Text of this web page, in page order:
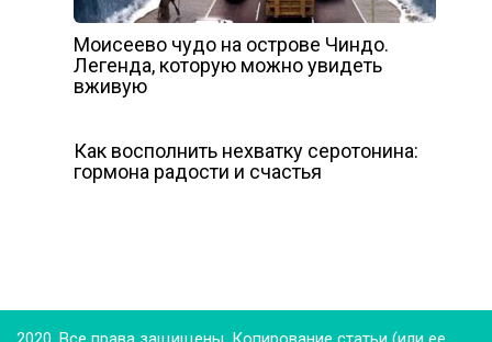
Моисеево чудо на острове Чиндо.
Легенда, которую можно увидеть
вживую
Как восполнить нехватку серотонина:
гормона радости и счастья